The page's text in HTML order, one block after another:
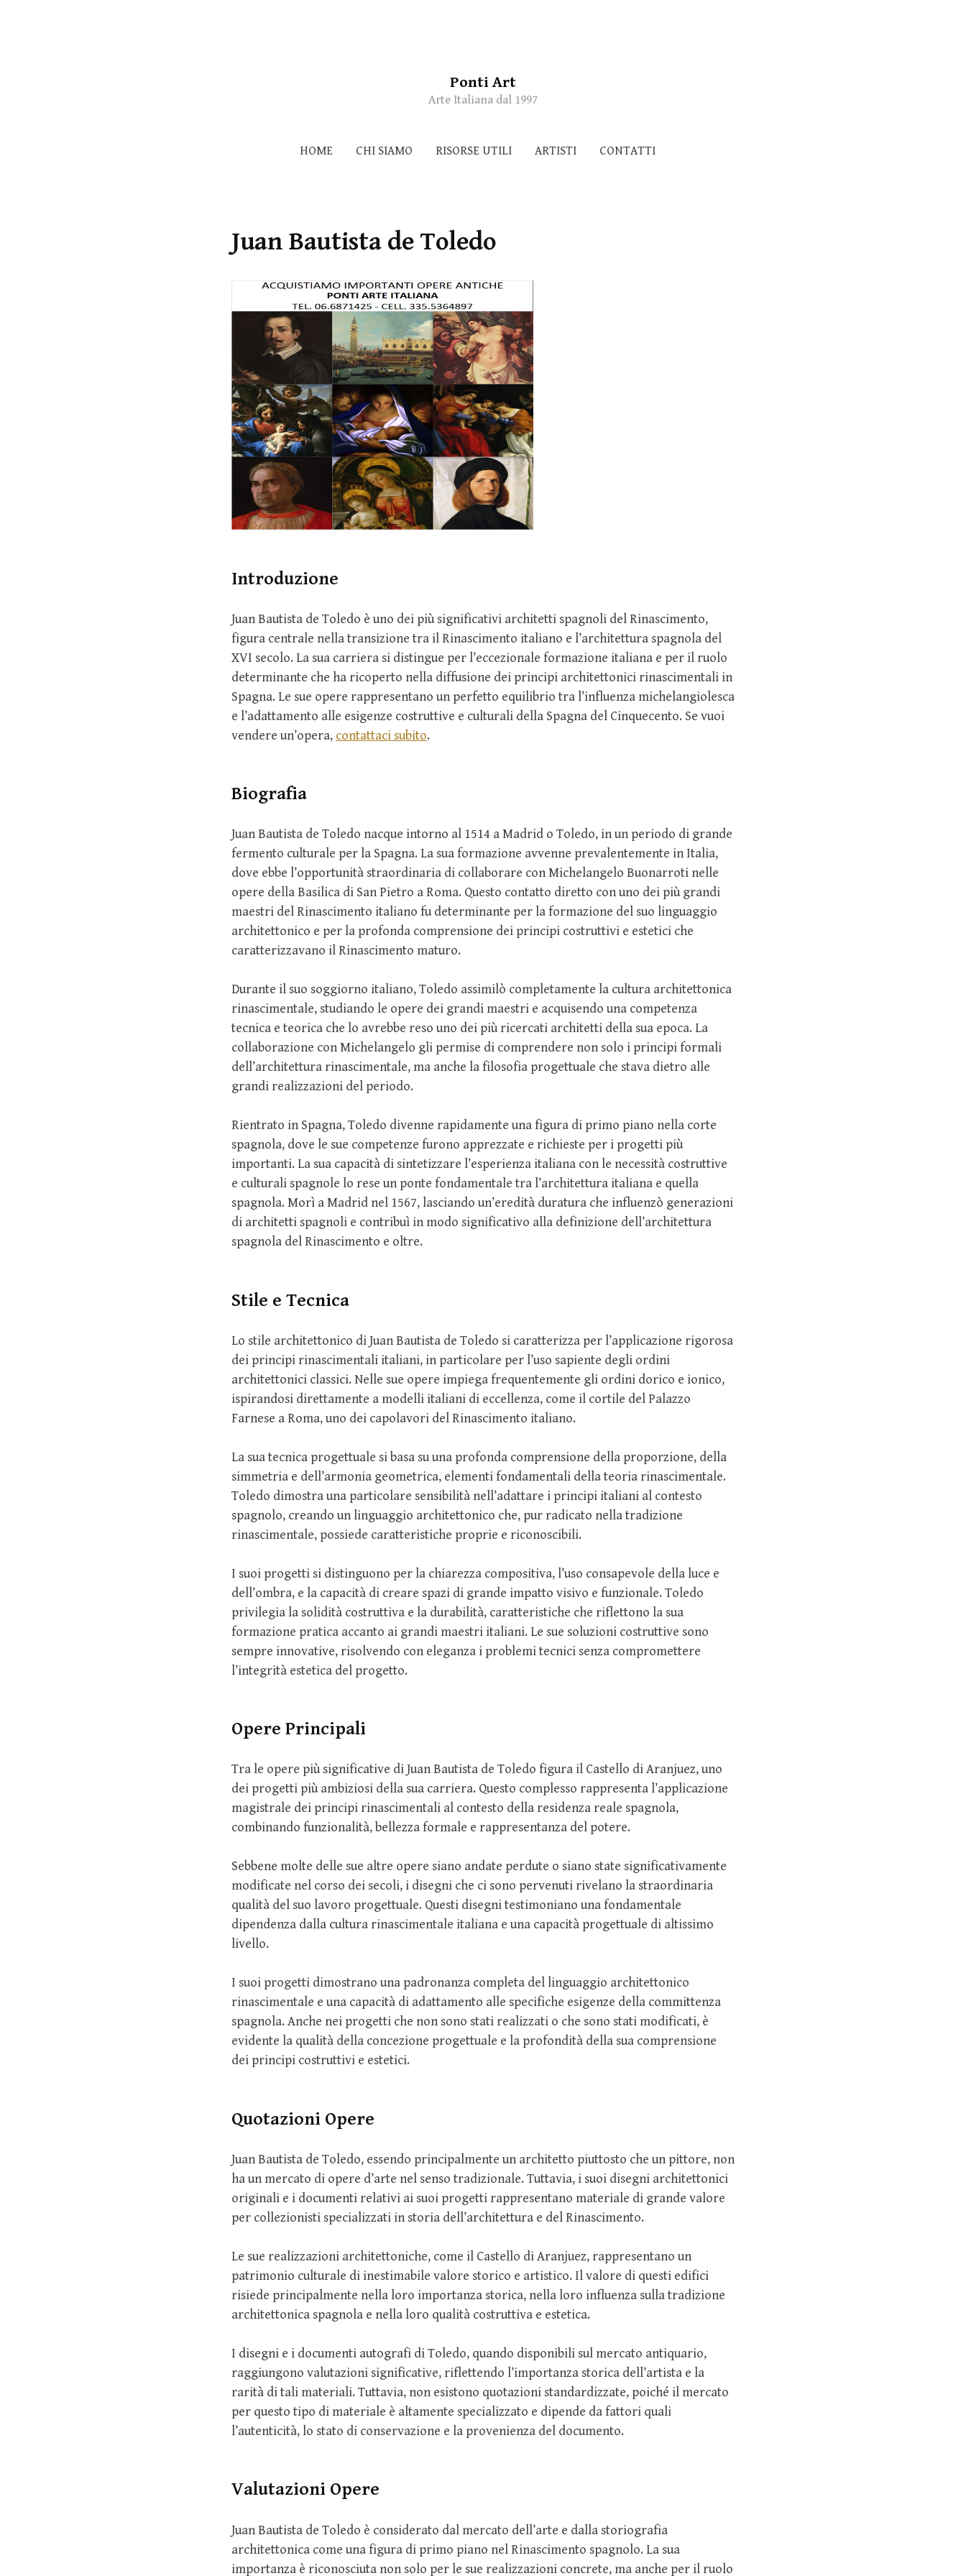
Ponti Art
Arte Italiana dal 1997
HOME CHI SIAMO RISORSE UTILI ARTISTI CONTATTI
Juan Bautista de Toledo
Introduzione
Juan Bautista de Toledo è uno dei più significativi architetti spagnoli del Rinascimento,
figura centrale nella transizione tra il Rinascimento italiano e l’architettura spagnola del
XVI secolo. La sua carriera si distingue per l’eccezionale formazione italiana e per il ruolo
determinante che ha ricoperto nella diffusione dei principi architettonici rinascimentali in
Spagna. Le sue opere rappresentano un perfetto equilibrio tra l’influenza michelangiolesca
e l’adattamento alle esigenze costruttive e culturali della Spagna del Cinquecento. Se vuoi
vendere un’opera, contattaci subito.
Biografia
Juan Bautista de Toledo nacque intorno al 1514 a Madrid o Toledo, in un periodo di grande
fermento culturale per la Spagna. La sua formazione avvenne prevalentemente in Italia,
dove ebbe l’opportunità straordinaria di collaborare con Michelangelo Buonarroti nelle
opere della Basilica di San Pietro a Roma. Questo contatto diretto con uno dei più grandi
maestri del Rinascimento italiano fu determinante per la formazione del suo linguaggio
architettonico e per la profonda comprensione dei principi costruttivi e estetici che
caratterizzavano il Rinascimento maturo.
Durante il suo soggiorno italiano, Toledo assimilò completamente la cultura architettonica
rinascimentale, studiando le opere dei grandi maestri e acquisendo una competenza
tecnica e teorica che lo avrebbe reso uno dei più ricercati architetti della sua epoca. La
collaborazione con Michelangelo gli permise di comprendere non solo i principi formali
dell’architettura rinascimentale, ma anche la filosofia progettuale che stava dietro alle
grandi realizzazioni del periodo.
Rientrato in Spagna, Toledo divenne rapidamente una figura di primo piano nella corte
spagnola, dove le sue competenze furono apprezzate e richieste per i progetti più
importanti. La sua capacità di sintetizzare l’esperienza italiana con le necessità costruttive
e culturali spagnole lo rese un ponte fondamentale tra l’architettura italiana e quella
spagnola. Morì a Madrid nel 1567, lasciando un’eredità duratura che influenzò generazioni
di architetti spagnoli e contribuì in modo significativo alla definizione dell’architettura
spagnola del Rinascimento e oltre.
Stile e Tecnica
Lo stile architettonico di Juan Bautista de Toledo si caratterizza per l’applicazione rigorosa
dei principi rinascimentali italiani, in particolare per l’uso sapiente degli ordini
architettonici classici. Nelle sue opere impiega frequentemente gli ordini dorico e ionico,
ispirandosi direttamente a modelli italiani di eccellenza, come il cortile del Palazzo
Farnese a Roma, uno dei capolavori del Rinascimento italiano.
La sua tecnica progettuale si basa su una profonda comprensione della proporzione, della
simmetria e dell’armonia geometrica, elementi fondamentali della teoria rinascimentale.
Toledo dimostra una particolare sensibilità nell’adattare i principi italiani al contesto
spagnolo, creando un linguaggio architettonico che, pur radicato nella tradizione
rinascimentale, possiede caratteristiche proprie e riconoscibili.
I suoi progetti si distinguono per la chiarezza compositiva, l’uso consapevole della luce e
dell’ombra, e la capacità di creare spazi di grande impatto visivo e funzionale. Toledo
privilegia la solidità costruttiva e la durabilità, caratteristiche che riflettono la sua
formazione pratica accanto ai grandi maestri italiani. Le sue soluzioni costruttive sono
sempre innovative, risolvendo con eleganza i problemi tecnici senza compromettere
l’integrità estetica del progetto.
Opere Principali
Tra le opere più significative di Juan Bautista de Toledo figura il Castello di Aranjuez, uno
dei progetti più ambiziosi della sua carriera. Questo complesso rappresenta l’applicazione
magistrale dei principi rinascimentali al contesto della residenza reale spagnola,
combinando funzionalità, bellezza formale e rappresentanza del potere.
Sebbene molte delle sue altre opere siano andate perdute o siano state significativamente
modificate nel corso dei secoli, i disegni che ci sono pervenuti rivelano la straordinaria
qualità del suo lavoro progettuale. Questi disegni testimoniano una fondamentale
dipendenza dalla cultura rinascimentale italiana e una capacità progettuale di altissimo
livello.
I suoi progetti dimostrano una padronanza completa del linguaggio architettonico
rinascimentale e una capacità di adattamento alle specifiche esigenze della committenza
spagnola. Anche nei progetti che non sono stati realizzati o che sono stati modificati, è
evidente la qualità della concezione progettuale e la profondità della sua comprensione
dei principi costruttivi e estetici.
Quotazioni Opere
Juan Bautista de Toledo, essendo principalmente un architetto piuttosto che un pittore, non
ha un mercato di opere d’arte nel senso tradizionale. Tuttavia, i suoi disegni architettonici
originali e i documenti relativi ai suoi progetti rappresentano materiale di grande valore
per collezionisti specializzati in storia dell’architettura e del Rinascimento.
Le sue realizzazioni architettoniche, come il Castello di Aranjuez, rappresentano un
patrimonio culturale di inestimabile valore storico e artistico. Il valore di questi edifici
risiede principalmente nella loro importanza storica, nella loro influenza sulla tradizione
architettonica spagnola e nella loro qualità costruttiva e estetica.
I disegni e i documenti autografi di Toledo, quando disponibili sul mercato antiquario,
raggiungono valutazioni significative, riflettendo l’importanza storica dell’artista e la
rarità di tali materiali. Tuttavia, non esistono quotazioni standardizzate, poiché il mercato
per questo tipo di materiale è altamente specializzato e dipende da fattori quali
l’autenticità, lo stato di conservazione e la provenienza del documento.
Valutazioni Opere
Juan Bautista de Toledo è considerato dal mercato dell’arte e dalla storiografia
architettonica come una figura di primo piano nel Rinascimento spagnolo. La sua
importanza è riconosciuta non solo per le sue realizzazioni concrete, ma anche per il ruolo